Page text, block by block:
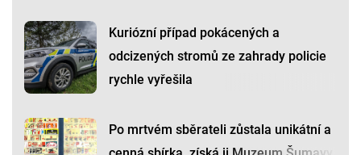
Kuriózní případ pokácených a
odcizených stromů ze zahrady policie
rychle vyřešila
Po mrtvém sběrateli zůstala unikátní a